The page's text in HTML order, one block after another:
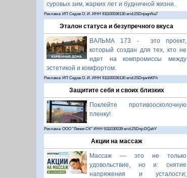
суровых зим, жарких лет и будничной жизни.
Реклама: ИП Седов О. И. ИНН 911100036130 erid:2SDnjegnNa7
Эталон статуса и безупречного вкуса
ВАЛЬМА 173 - это проект,
который создан для тех, кто не
идет на компромиссы между
эстетикой и комфортом.
Реклама: ИП Седов О. И. ИНН 911100036130 erid:2SDnjenhKFh
Защитите себя и своих близких
Поклейте противоосколочную
пленку!
Реклама: ООО "Линия СК" ИНН 9111030039 erid:2SDnjcDQahY
Акции на массаж
Массаж — это не только
удовольствие, но и: снятие
напряжения и усталости;